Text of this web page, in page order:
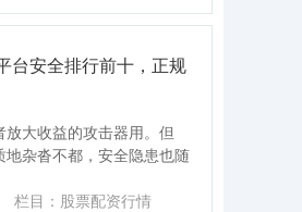
台安全排行前十，正规
大收益的攻击器用。但
杂沓不都，安全隐患也随
栏目： 股票配资行情